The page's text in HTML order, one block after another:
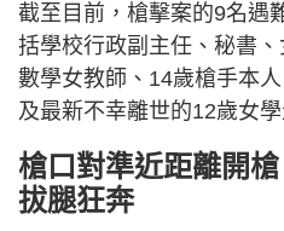
截至目前，槍擊案的9名遇
括學校行政副主任、秘書
數學女教師、14歲槍手本
及最新不幸離世的12歲女學
槍口對準近距離開
拔腿狂奔